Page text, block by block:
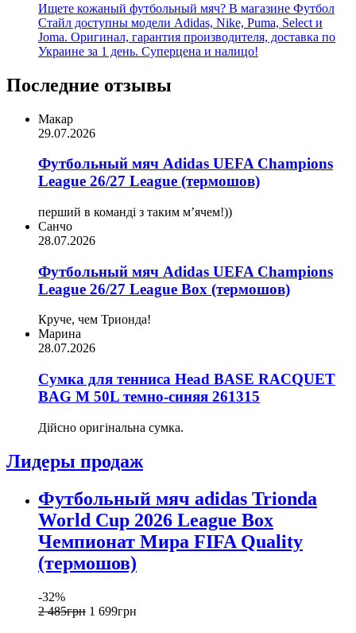
Ищете кожаный футбольный мяч? В магазине Футбол
Стайл доступны модели Adidas, Nike, Puma, Select и
Joma. Оригинал, гарантия производителя, доставка по
Украине за 1 день. Суперцена и налицо!
Последние отзывы
Макар
29.07.2026
Футбольный мяч Adidas UEFA Champions
League 26/27 League (термошов)
перший в команді з таким мʼячем!))
Санчо
28.07.2026
Футбольный мяч Adidas UEFA Champions
League 26/27 League Box (термошов)
Круче, чем Трионда!
Марина
28.07.2026
Сумка для тенниса Head BASE RACQUET
BAG M 50L темно-синяя 261315
Дійсно оригінальна сумка.
Лидеры продаж
Футбольный мяч adidas Trionda
World Cup 2026 League Box
Чемпионат Мира FIFA Quality
(термошов)
-32%
2 485грн 1 699грн